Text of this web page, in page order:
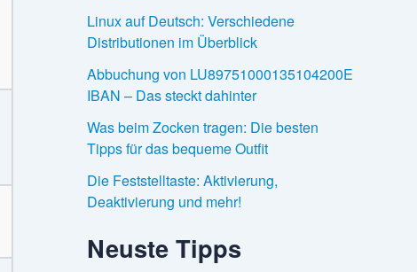
Linux auf Deutsch: Verschiedene
Distributionen im Überblick
Abbuchung von LU89751000135104200E
IBAN – Das steckt dahinter
Was beim Zocken tragen: Die besten
Tipps für das bequeme Outfit
Die Feststelltaste: Aktivierung,
Deaktivierung und mehr!
Neuste Tipps